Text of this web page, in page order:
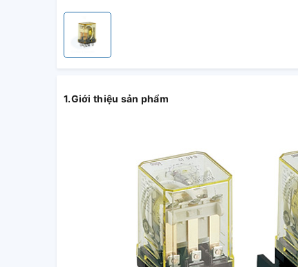
1.Giới thiệu sản phẩm